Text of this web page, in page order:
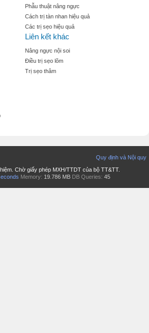
Phẫu thuật nâng ngực
Cách trị tàn nhan hiệu quả
Các trị sẹo hiệu quả
Liên kết khác
Nâng ngực nội soi
Điều trị sẹo lõm
Trị sẹo thâm
Quy định và Nội quy
Chờ giấy phép MXH/TTDT của bộ TT&TT.
Memory: 19.786 MB DB Queries: 45